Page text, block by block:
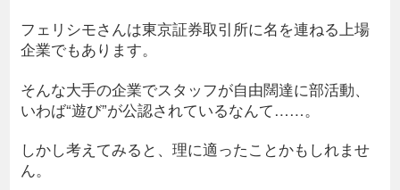
フェリシモさんは東京証券取引所に名を連ねる上場
企業でもあります。
そんな大手の企業でスタッフが自由闊達に部活動、
いわば“遊び”が公認されているなんて……。
しかし考えてみると、理に適ったことかもしれませ
ん。